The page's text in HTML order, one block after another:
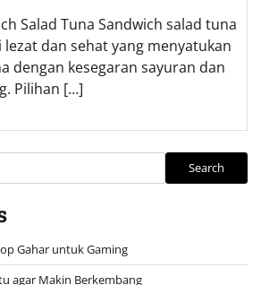
Salad Tuna Sandwich salad tuna
dan sehat yang menyatukan
dengan kesegaran sayuran dan
Pilihan […]
Search
Gahar untuk Gaming
agar Makin Berkembang